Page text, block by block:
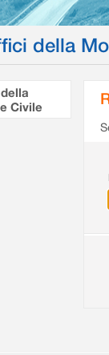
della
Civile